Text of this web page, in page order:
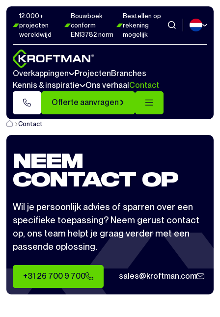
12.000+
projecten
wereldwijd
Bouwboek
conform
EN13782 norm
Bestellen op
rekening
mogelijk
Overkappingen ProjectenBranches
Kennis & inspiratie
Ons verhaalContact
Offerte aanvragen
Contact
NEEM
CONTACT OP
Wil je persoonlijk advies of sparren over een
specifieke toepassing? Neem gerust contact
op, ons team helpt je graag verder met een
passende oplossing.
+31 26 700 9 700 sales@kroftman.com